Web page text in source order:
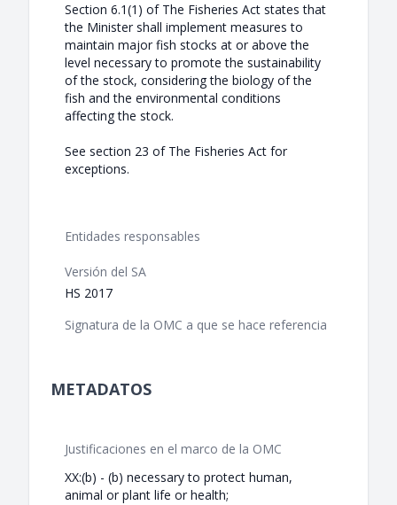
Section 6.1(1) of The Fisheries Act states that
the Minister shall implement measures to
maintain major fish stocks at or above the
level necessary to promote the sustainability
of the stock, considering the biology of the
fish and the environmental conditions
affecting the stock.
See section 23 of The Fisheries Act for
exceptions.
Entidades responsables
Versión del SA
HS 2017
Signatura de la OMC a que se hace referencia
METADATOS
Justificaciones en el marco de la OMC
XX:(b) - (b) necessary to protect human,
animal or plant life or health;